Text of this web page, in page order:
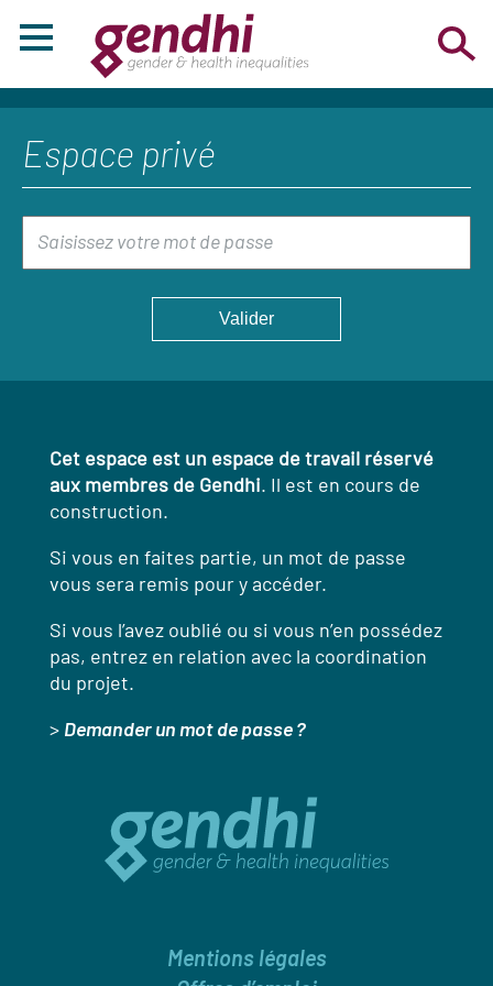
Espace privé
Cet espace est un espace de travail réservé
aux membres de Gendhi. Il est en cours de
construction.
Si vous en faites partie, un mot de passe
vous sera remis pour y accéder.
Si vous l’avez oublié ou si vous n’en possédez
pas, entrez en relation avec la coordination
du projet.
> Demander un mot de passe ?
Mentions légales